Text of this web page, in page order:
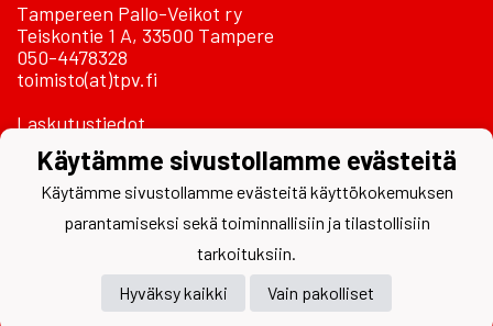
Tampereen Pallo-Veikot ry
Teiskontie 1 A, 33500 Tampere
050-4478328
toimisto(at)tpv.fi
Laskutustiedot
Käytämme sivustollamme evästeitä
Käytämme sivustollamme evästeitä käyttökokemuksen
parantamiseksi sekä toiminnallisiin ja tilastollisiin
tarkoituksiin.
Hyväksy kaikki
Vain pakolliset